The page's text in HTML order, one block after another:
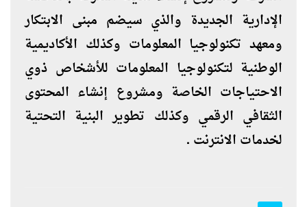
الإدارية الجديدة والذي سيضم مبنى الابتكار
ومعهد تكنولوجيا المعلومات وكذلك الأكاديمية
الوطنية لتكنولوجيا المعلومات للأشخاص ذوي
الاحتياجات الخاصة ومشروع إنشاء المحتوى
الثقافي الرقمي وكذلك تطوير البنية التحتية
لخدمات الانترنت .